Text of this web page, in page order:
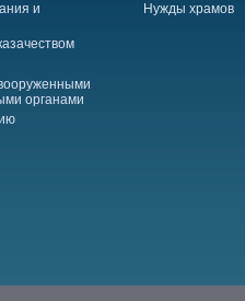
и
органами
Нужды храмов